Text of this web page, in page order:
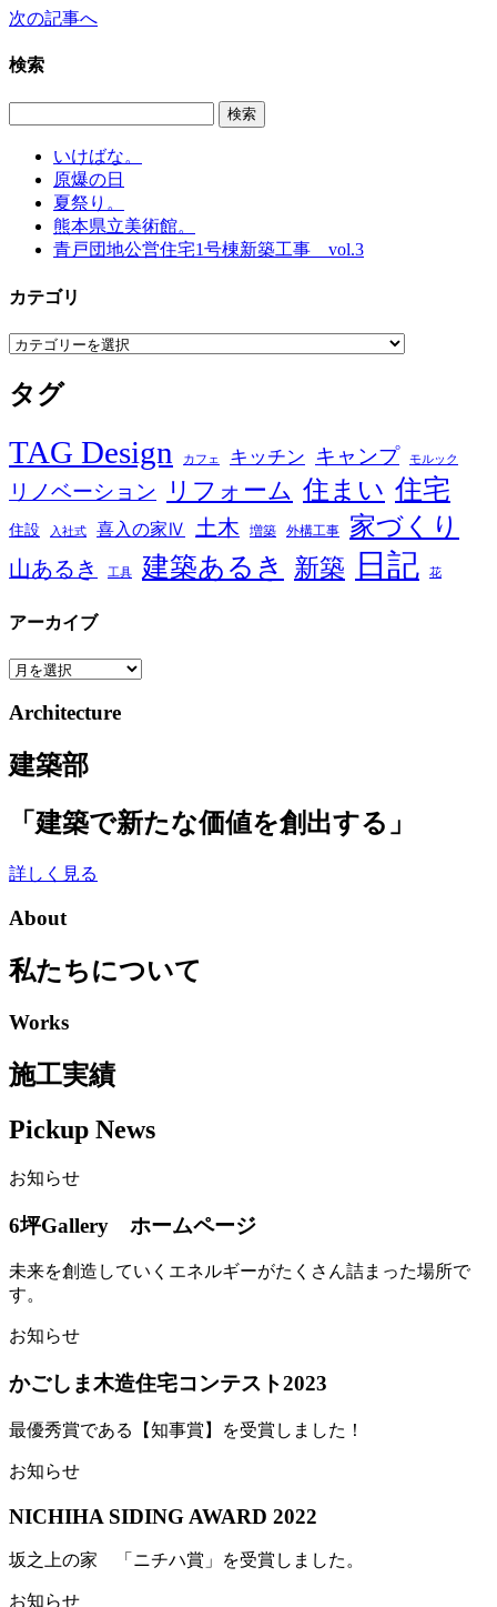
次の記事へ
検索
いけばな。
原爆の日
夏祭り。
熊本県立美術館。
青戸団地公営住宅1号棟新築工事 vol.3
カテゴリ
カ
ゴ
リ
タグ
TAG Design カフェ キッチン キャンプ モルック
リノベーション リフォーム 住まい 住宅
住設 入社式 喜入の家Ⅳ 土木 増築 外構工事 家づくり
山あるき 工具 建築あるき 新築 日記 花
アーカイブ
ア
カ
ブ
Architecture
建築部
「建築で新たな価値を創出する」
詳しく見る
About
私たちについて
Works
施工実績
Pickup News
お知らせ
6坪Gallery ホームページ
未来を創造していくエネルギーがたくさん詰まった場所で
す。
お知らせ
かごしま木造住宅コンテスト2023
最優秀賞である【知事賞】を受賞しました！
お知らせ
NICHIHA SIDING AWARD 2022
坂之上の家 「ニチハ賞」を受賞しました。
お知らせ